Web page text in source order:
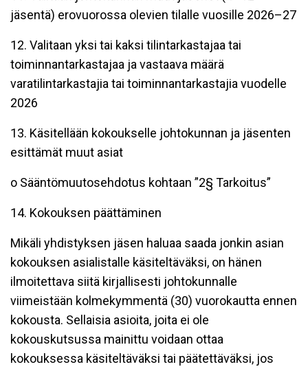
jäsentä) erovuorossa olevien tilalle vuosille 2026–27
12. Valitaan yksi tai kaksi tilintarkastajaa tai
toiminnantarkastajaa ja vastaava määrä
varatilintarkastajia tai toiminnantarkastajia vuodelle
2026
13. Käsitellään kokoukselle johtokunnan ja jäsenten
esittämät muut asiat
o Sääntömuutosehdotus kohtaan ”2§ Tarkoitus”
14. Kokouksen päättäminen
Mikäli yhdistyksen jäsen haluaa saada jonkin asian
kokouksen asialistalle käsiteltäväksi, on hänen
ilmoitettava siitä kirjallisesti johtokunnalle
viimeistään kolmekymmentä (30) vuorokautta ennen
kokousta. Sellaisia asioita, joita ei ole
kokouskutsussa mainittu voidaan ottaa
kokouksessa käsiteltäväksi tai päätettäväksi, jos